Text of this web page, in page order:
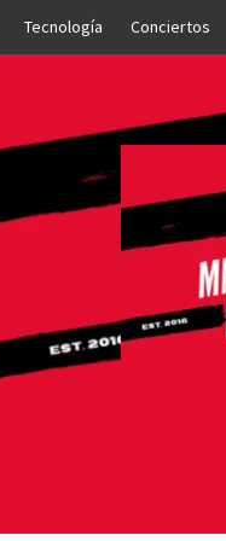
Tecnología Conciertos